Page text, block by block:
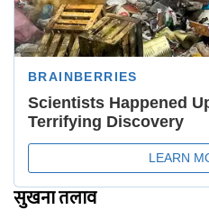
सुखना तलाव